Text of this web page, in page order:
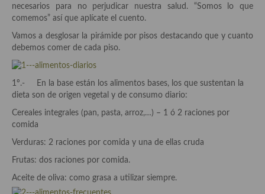
Acompañamientos
Airfryer recetas
aditivos
Especias, mezclas de especias
Hierbas aromáticas
Aceites
Mojos y pastas
necesarios para no perjudicar nuestra salud. “Somos lo que
comemos” así que aplícate el cuento.
Vamos a desglosar la pirámide por pisos destacando que y cuanto
debemos comer de cada piso.
1º.- En la base están los alimentos bases, los que sustentan la
dieta son de origen vegetal y de consumo diario:
Cereales integrales (pan, pasta, arroz,…) – 1 ó 2 raciones por
comida
Verduras: 2 raciones por comida y una de ellas cruda
Frutas: dos raciones por comida.
Aceite de oliva: como grasa a utilizar siempre.